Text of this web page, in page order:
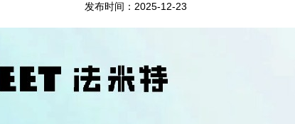
发布时间：2025-12-23